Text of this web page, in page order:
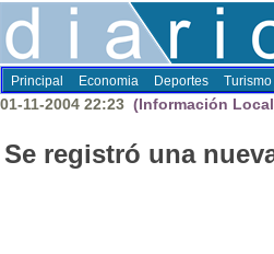
Principal Economia Deportes Turismo
01-11-2004 22:23 (Información
Se registró una